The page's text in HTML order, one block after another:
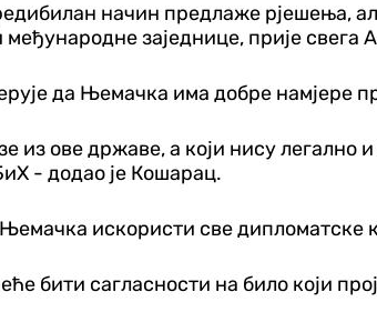
начин предлаже рјешења,
заједнице, прије свега
да Њемачка има добре намјере
из ове државе, а који нису
- додао је Кошарац.
искористи све дипломатске
бити сагласности на било који